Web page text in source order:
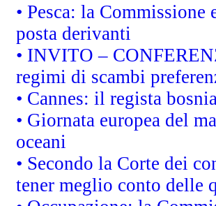
• Pesca: la
posta derivanti
• INVITO –
regimi di scambi
• Cannes: il regista
• Giornata europea del
oceani
• Secondo la Corte dei
tener meglio conto delle